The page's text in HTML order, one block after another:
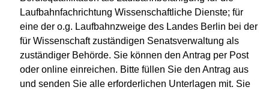
Laufbahnfachrichtung Wissenschaftliche Dienste; für
eine der o.g. Laufbahnzweige des Landes Berlin bei der
für Wissenschaft zuständigen Senatsverwaltung als
zuständiger Behörde. Sie können den Antrag per Post
oder online einreichen. Bitte füllen Sie den Antrag aus
und senden Sie alle erforderlichen Unterlagen mit. Sie